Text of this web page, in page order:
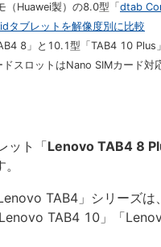
Huawei製）の8.0型「 dtab
タブレットを解像度別に比較
8」と10.1型「TAB4 10 Plus
スロットはNano SIMカード対
ット「Lenovo TAB4 8
TAB4」シリーズは
TAB4 10」「